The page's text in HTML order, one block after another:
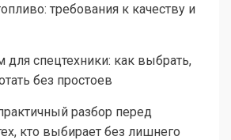
требования к качеству и
спецтехники: как выбрать,
без простоев
разбор перед
кто выбирает без лишнего